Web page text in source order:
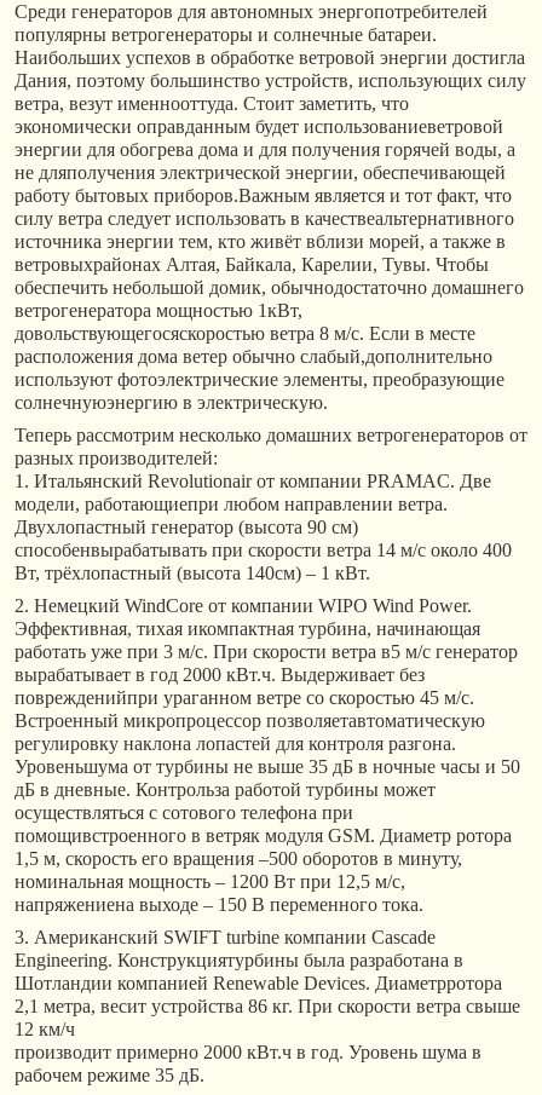
Среди генераторов для автономных энергопотребителей
популярны ветрогенераторы и солнечные батареи.
Наибольших успехов в обработке ветровой энергии достигла
Дания, поэтому большинство устройств, использующих силу
ветра, везут именнооттуда. Стоит заметить, что
экономически оправданным будет использованиеветровой
энергии для обогрева дома и для получения горячей воды, а
не дляполучения электрической энергии, обеспечивающей
работу бытовых приборов.Важным является и тот факт, что
силу ветра следует использовать в качествеальтернативного
источника энергии тем, кто живёт вблизи морей, а также в
ветровыхрайонах Алтая, Байкала, Карелии, Тувы. Чтобы
обеспечить небольшой домик, обычнодостаточно домашнего
ветрогенератора мощностью 1кВт,
довольствующегосяскоростью ветра 8 м/с. Если в месте
расположения дома ветер обычно слабый,дополнительно
используют фотоэлектрические элементы, преобразующие
солнечнуюэнергию в электрическую.
Теперь рассмотрим несколько домашних ветрогенераторов от
разных производителей:
1. Итальянский Revolutionair от компании PRAMAC. Две
модели, работающиепри любом направлении ветра.
Двухлопастный генератор (высота 90 см)
способенвырабатывать при скорости ветра 14 м/с около 400
Вт, трёхлопастный (высота 140см) – 1 кВт.
2. Немецкий WindCore от компании WIPO Wind Power.
Эффективная, тихая икомпактная турбина, начинающая
работать уже при 3 м/с. При скорости ветра в5 м/с генератор
вырабатывает в год 2000 кВт.ч. Выдерживает без
поврежденийпри ураганном ветре со скоростью 45 м/с.
Встроенный микропроцессор позволяетавтоматическую
регулировку наклона лопастей для контроля разгона.
Уровеньшума от турбины не выше 35 дБ в ночные часы и 50
дБ в дневные. Контрольза работой турбины может
осуществляться с сотового телефона при
помощивстроенного в ветряк модуля GSM. Диаметр ротора
1,5 м, скорость его вращения –500 оборотов в минуту,
номинальная мощность – 1200 Вт при 12,5 м/с,
напряжениена выходе – 150 В переменного тока.
3. Американский SWIFT turbine компании Cascade
Engineering. Конструкциятурбины была разработана в
Шотландии компанией Renewable Devices. Диаметрротора
2,1 метра, весит устройства 86 кг. При скорости ветра свыше
12 км/ч
производит примерно 2000 кВт.ч в год. Уровень шума в
рабочем режиме 35 дБ.